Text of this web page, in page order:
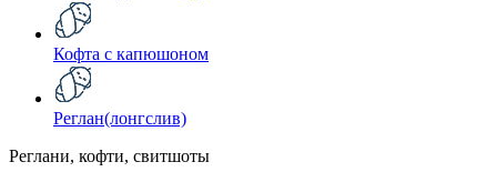
Кофта с капюшоном
Реглан(лонгслив)
Реглани, кофти, свитшоты